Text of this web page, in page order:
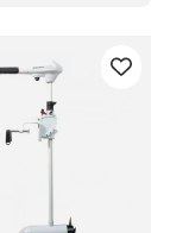
besonders
nachhaken.
halbfertigem